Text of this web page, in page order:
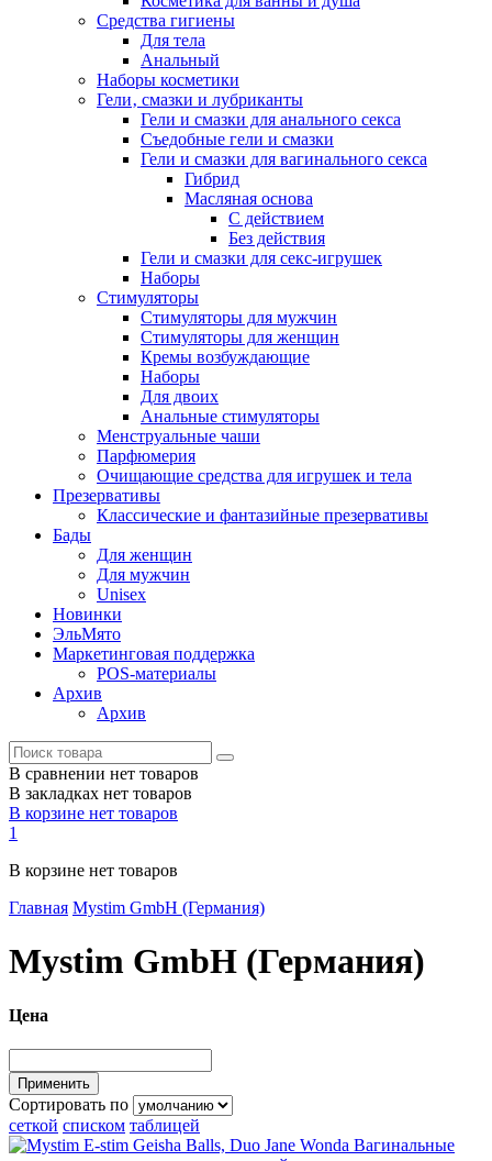
Средства гигиены
Для тела
Анальный
Наборы косметики
Гели‚ смазки и лубриканты
Гели и смазки для анального секса
Съедобные гели и смазки
Гели и смазки для вагинального секса
Гибрид
Масляная основа
С действием
Без действия
Гели и смазки для секс-игрушек
Наборы
Стимуляторы
Стимуляторы для мужчин
Стимуляторы для женщин
Кремы возбуждающие
Наборы
Для двоих
Анальные стимуляторы
Менструальные чаши
Парфюмерия
Очищающие средства для игрушек и тела
Презервативы
Классические и фантазийные презервативы
Бады
Для женщин
Для мужчин
Unisex
Новинки
ЭльМято
Маркетинговая поддержка
POS-материалы
Архив
Архив
В сравнении нет товаров
В закладках нет товаров
В корзине нет товаров
1
В корзине нет товаров
Главная Mystim GmbH (Германия)
Mystim GmbH (Германия)
Цена
Сортировать по
сеткой списком таблицей